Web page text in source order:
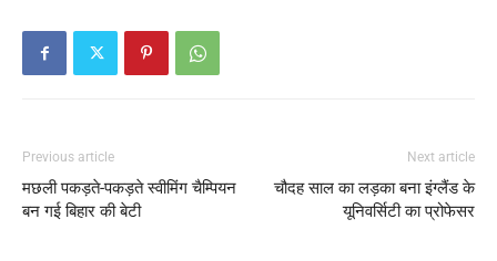
Previous article
मछली पकड़ते-पकड़ते स्वीमिंग चैम्पियन
बन गई बिहार की बेटी
Next article
चौदह साल का लड़का बना इंग्लैंड के
यूनिवर्सिटी का प्रोफेसर